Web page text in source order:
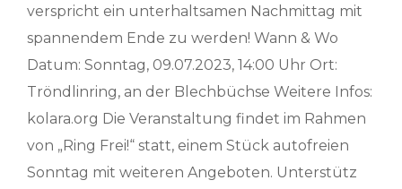
verspricht ein unterhaltsamen Nachmittag mit
spannendem Ende zu werden! Wann & Wo
Datum: Sonntag, 09.07.2023, 14:00 Uhr Ort:
Tröndlinring, an der Blechbüchse Weitere Infos:
kolara.org Die Veranstaltung findet im Rahmen
von „Ring Frei!“ statt, einem Stück autofreien
Sonntag mit weiteren Angeboten. Unterstütz